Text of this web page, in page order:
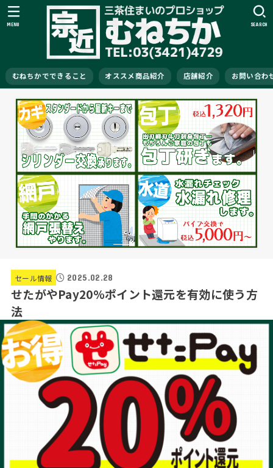
むねちかでできること オススメ商品紹介 店舗紹介 お問い合わ
SEARCH
MENU
セール情報 2025.02.28
せたがやPay20%ポイント還元を有効に使う方
法